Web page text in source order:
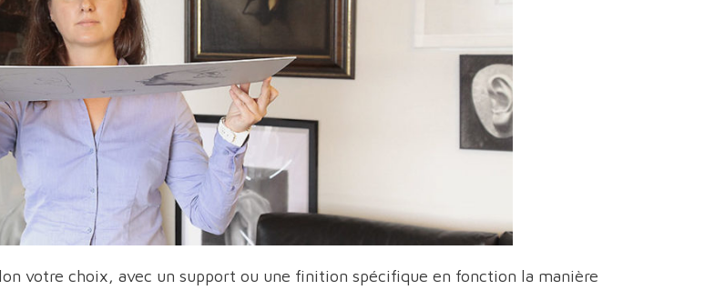
votre choix, avec un support ou une finition spécifique en fonction la manière